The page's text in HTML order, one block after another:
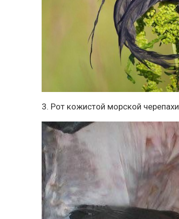
3. Рот кожистой морской черепахи